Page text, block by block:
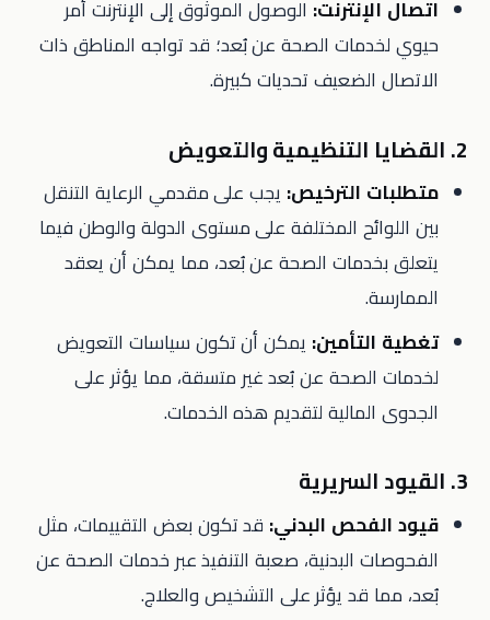
اتصال الإنترنت: الوصول الموثوق إلى الإنترنت أمر
حيوي لخدمات الصحة عن بُعد؛ قد تواجه المناطق ذات
الاتصال الضعيف تحديات كبيرة.
2. القضايا التنظيمية والتعويض
متطلبات الترخيص: يجب على مقدمي الرعاية التنقل
بين اللوائح المختلفة على مستوى الدولة والوطن فيما
يتعلق بخدمات الصحة عن بُعد، مما يمكن أن يعقد
الممارسة.
تغطية التأمين: يمكن أن تكون سياسات التعويض
لخدمات الصحة عن بُعد غير متسقة، مما يؤثر على
الجدوى المالية لتقديم هذه الخدمات.
3. القيود السريرية
قيود الفحص البدني: قد تكون بعض التقييمات، مثل
الفحوصات البدنية، صعبة التنفيذ عبر خدمات الصحة عن
بُعد، مما قد يؤثر على التشخيص والعلاج.